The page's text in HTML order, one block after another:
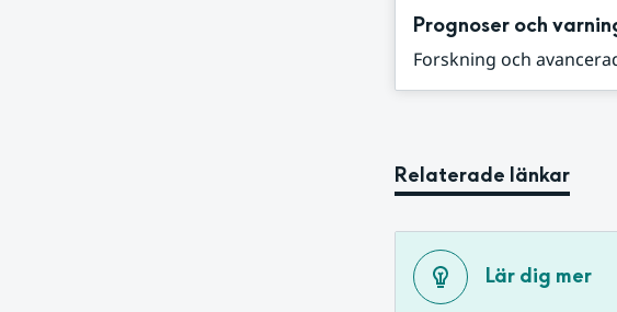
Prognoser och
Forskning och
Relaterade länkar
Lär dig mer